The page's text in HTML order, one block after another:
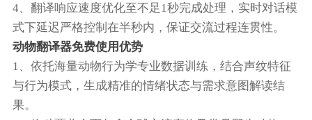
4、翻译响应速度优化至不足1秒完成处理，实时对话模
式下延迟严格控制在半秒内，保证交流过程连贯性。
动物翻译器免费使用优势
1、依托海量动物行为学专业数据训练，结合声纹特征
与行为模式，生成精准的情绪状态与需求意图解读结
果。